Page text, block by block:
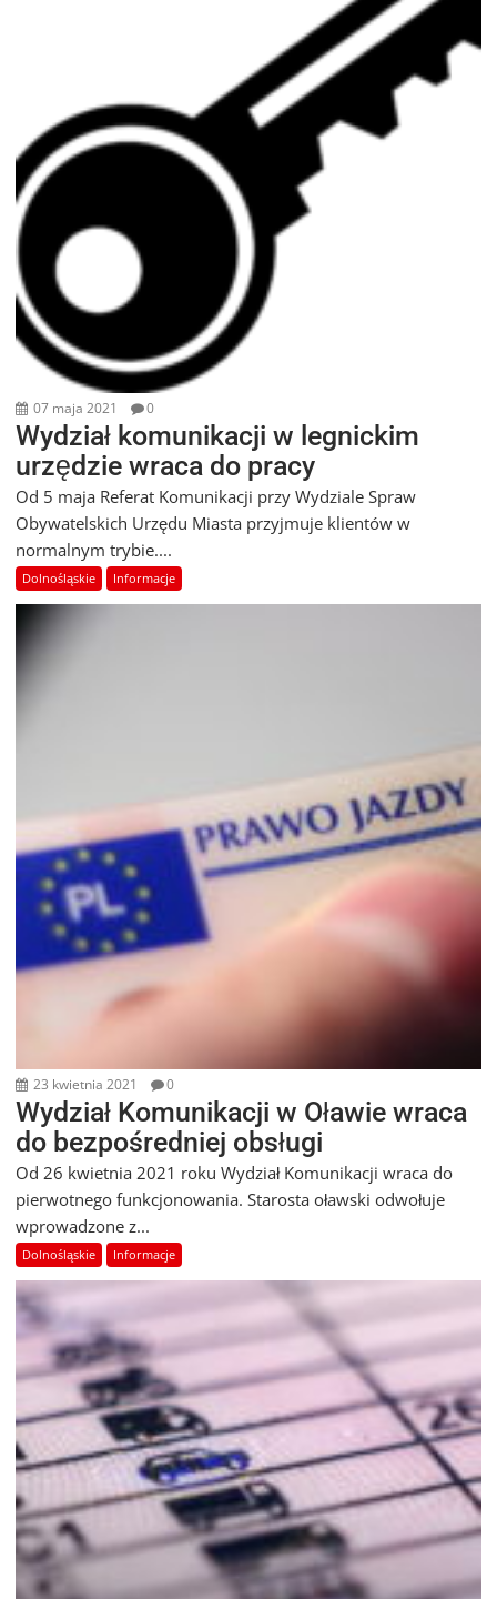
07 maja 2021 0
Wydział komunikacji w legnickim
urzędzie wraca do pracy
Od 5 maja Referat Komunikacji przy Wydziale Spraw
Obywatelskich Urzędu Miasta przyjmuje klientów w
normalnym trybie....
Dolnośląskie Informacje
23 kwietnia 2021 0
Wydział Komunikacji w Oławie wraca
do bezpośredniej obsługi
Od 26 kwietnia 2021 roku Wydział Komunikacji wraca do
pierwotnego funkcjonowania. Starosta oławski odwołuje
wprowadzone z...
Dolnośląskie Informacje